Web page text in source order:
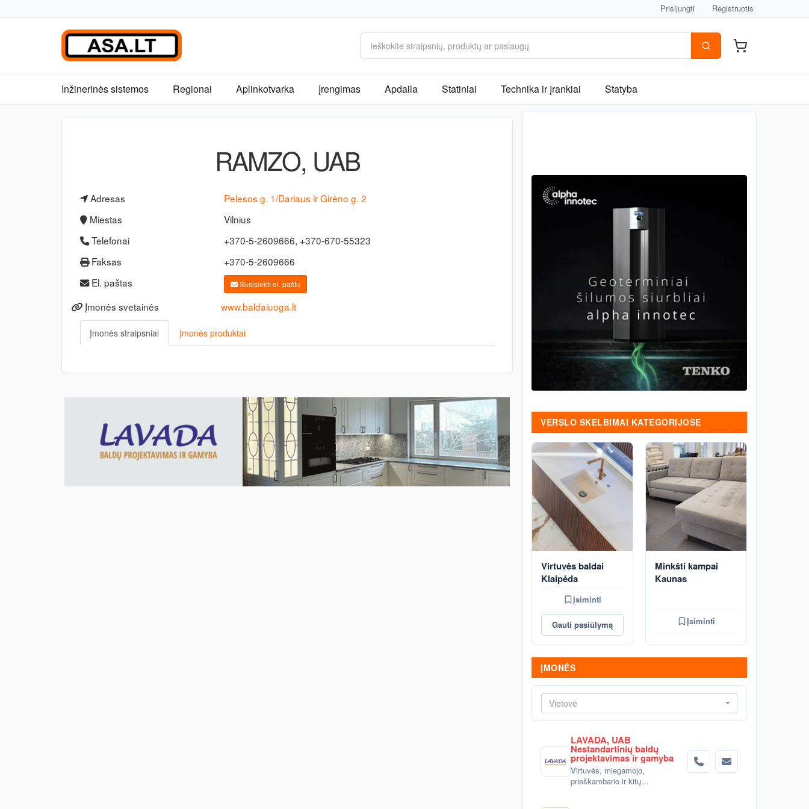
Prisijungti Registruotis
Inžinerinės sistemos Regionai Aplinkotvarka Įrengimas Apdaila Statiniai Technika ir įrankiai Statyba
RAMZO, UAB
Adresas
Pelesos g. 1/Dariaus ir Girėno g. 2
Miestas
Vilnius
Telefonai
+370-5-2609666, +370-670-55323
Faksas
+370-5-2609666
El. paštas
Susisiekti el. paštu
Įmonės svetainės www.baldaiuoga.lt
Įmonės straipsniai Įmonės produktai
VERSLO SKELBIMAI KATEGORIJOSE
Virtuvės baldai
Klaipėda
Įsiminti
Gauti pasiūlymą
Minkšti kampai
Kaunas
Įsiminti
ĮMONĖS
Vietovė
LAVADA, UAB
Nestandartinių baldų
projektavimas ir gamyba
Virtuvės, miegamojo,
prieškambario ir kitų